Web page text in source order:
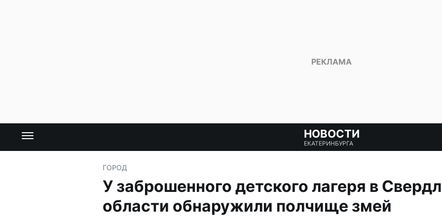
НОВОСТИ
ЕКАТЕРИНБУРГА
ГОРОД
У заброшенного детского лагеря в
области обнаружили полчище змей